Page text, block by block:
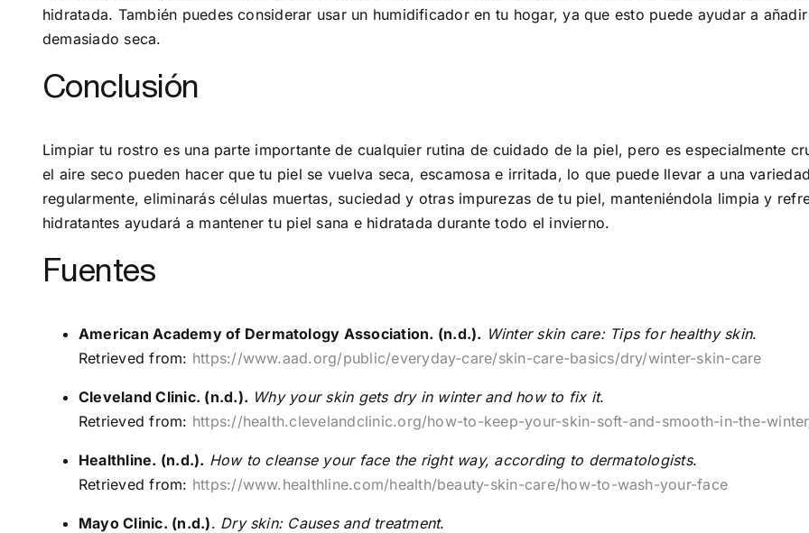
hidratada. También puedes considerar usar un humidificador en tu hogar, ya que esto puede ayudar a
demasiado seca.
Conclusión
Limpiar tu rostro es una parte importante de cualquier rutina de cuidado de la piel, pero es especialmente
el aire seco pueden hacer que tu piel se vuelva seca, escamosa e irritada, lo que puede llevar a una
regularmente, eliminarás células muertas, suciedad y otras impurezas de tu piel, manteniéndola limpia y
hidratantes ayudará a mantener tu piel sana e hidratada durante todo el invierno.
Fuentes
American Academy of Dermatology Association. (n.d.). Winter skin care: Tips for healthy skin.
Retrieved from: https://www.aad.org/public/everyday-care/skin-care-basics/dry/winter-skin-care
Cleveland Clinic. (n.d.). Why your skin gets dry in winter and how to fix it.
Retrieved from: https://health.clevelandclinic.org/how-to-keep-your-skin-soft-and-smooth-in-the-
Healthline. (n.d.). How to cleanse your face the right way, according to dermatologists.
Retrieved from: https://www.healthline.com/health/beauty-skin-care/how-to-wash-your-face
Mayo Clinic. (n.d.). Dry skin: Causes and treatment.